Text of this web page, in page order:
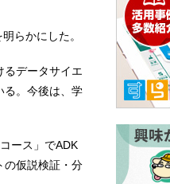
らかにした。
るデータサイエ
る。今後は、学
ース」でADK
の仮説検証・分